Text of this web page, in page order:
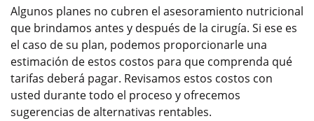
Algunos planes no cubren el asesoramiento nutricional
que brindamos antes y después de la cirugía. Si ese es
el caso de su plan, podemos proporcionarle una
estimación de estos costos para que comprenda qué
tarifas deberá pagar. Revisamos estos costos con
usted durante todo el proceso y ofrecemos
sugerencias de alternativas rentables.